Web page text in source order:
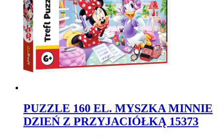
PUZZLE 160 EL. MYSZKA MINNIE
DZIEŃ Z PRZYJACIÓŁKĄ 15373